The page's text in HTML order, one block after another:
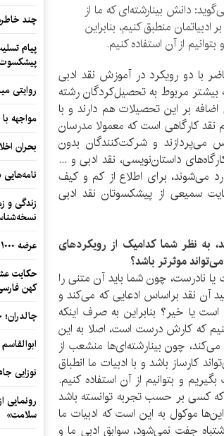
دانش بینارشته‌ای که ما از
منطبق کنیم، بنابراین
از آن استفاده کنیم.
با دو رویکرد در آموزش نقد ادبی
مربوط به تحصیل‌کردگان رشته
بر این تحصیلات هم دارند و با
نقد کارگاهی است که معمولا مدرسان
می‌پردازند و شرکت‌کنندگان بدون
داستان‌نویسی، نقد ادبی و ...
می‌شوند، برای اطلاع از کم و کیف
سمیعی از پیشکسوتان نقد ادبی
به نظر شما کدامیک از رویکردهای
موثرتر باشد؟
نادرست، چون شما باید آن متنی را
آن نقد براساس ادعایی که می‌کند و
یا خیر؟ بنابراین به صرف اینکه
که کارش درست است، اصلا به این
چون بینارشته‌ای‌ها منشعب از
کارساز باشد و با ادبیات ما انطباق
و بتوانیم از آن استفاده کنیم.
کسی بر حسب تجربه توانسته باشد
موکول به این است که ادبیات ما
جفت نمی‌شود، سوابق ادبی ما و
چند
پیام
روایتی
مواجهه
بحران
زندگی و
عرضه ۱۰۰۰ جلد کتاب بین زائران اربعین در مرزهای کرمانشاه
حکایت
کهن
نوزایی
سلامت»